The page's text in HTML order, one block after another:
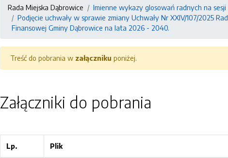
Rada Miejska Dąbrowice Imienne wykazy glosowań radnych na sesji
Podjęcie uchwały w sprawie zmiany Uchwały Nr XXIV/107/2025
Finansowej Gminy Dąbrowice na lata 2026 - 2040.
Treść do pobrania w załączniku poniżej.
Załączniki do pobrania
Lp. Plik